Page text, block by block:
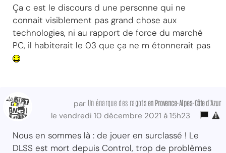
Ça c est le discours d une personne qui ne
connait visiblement pas grand chose aux
technologies, ni au rapport de force du marché
PC, il habiterait le 03 que ça ne m étonnerait pas
par Un énarque des ragots en Provence-Alpes-Côte d'Azur
le vendredi 10 décembre 2021 à 15h23
Nous en sommes là : de jouer en surclassé ! Le
DLSS est mort depuis Control, trop de problèmes